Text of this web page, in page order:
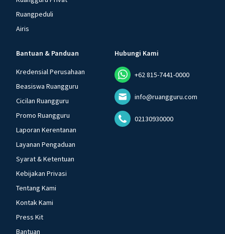
Ruangpeduli
Airis
Bantuan & Panduan
Kredensial Perusahaan
Beasiswa Ruangguru
Cicilan Ruangguru
Promo Ruangguru
Laporan Kerentanan
Layanan Pengaduan
Syarat & Ketentuan
Kebijakan Privasi
Tentang Kami
Kontak Kami
Press Kit
Bantuan
Hubungi Kami
+62 815-7441-0000
info@ruangguru.com
02130930000